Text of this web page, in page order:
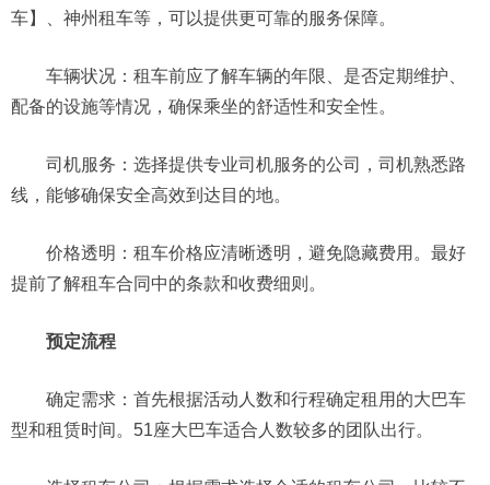
车】、神州租车等，可以提供更可靠的服务保障。
车辆状况：租车前应了解车辆的年限、是否定期维护、
配备的设施等情况，确保乘坐的舒适性和安全性。
司机服务：选择提供专业司机服务的公司，司机熟悉路
线，能够确保安全高效到达目的地。
价格透明：租车价格应清晰透明，避免隐藏费用。最好
提前了解租车合同中的条款和收费细则。
预定流程
确定需求：首先根据活动人数和行程确定租用的大巴车
型和租赁时间。51座大巴车适合人数较多的团队出行。